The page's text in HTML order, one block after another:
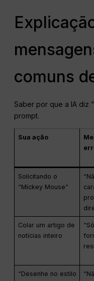
comuns
Saber por que a IA diz
prompt.
Sua ação
Solicitando o
“Mickey Mouse”
Colar um artigo de
notícias inteiro
“Desenhe no estilo